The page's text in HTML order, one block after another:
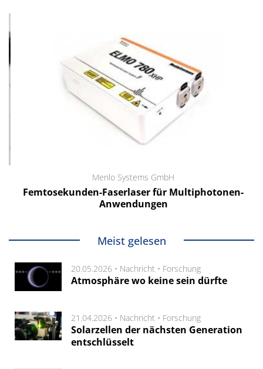
Menlo Systems GmbH
Femtosekunden-Faserlaser für Multiphotonen-
Anwendungen
Meist gelesen
20.05.2026 • Nachricht • Forschung
Atmosphäre wo keine sein dürfte
21.04.2026 • Nachricht • Forschung
Solarzellen der nächsten Generation
entschlüsselt